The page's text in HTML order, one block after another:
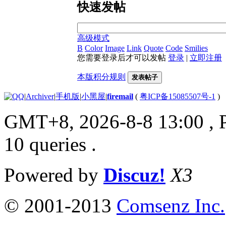
快速发帖
高级模式
B Color Image Link Quote Code Smilies
您需要登录后才可以发帖 登录 | 立即注册
本版积分规则 发表帖子
|Archiver|手机版|小黑屋|firemail ( 粤ICP备15085507号-1 )
GMT+8, 2026-8-8 13:00 ,
10 queries .
Powered by Discuz! X3
© 2001-2013 Comsenz Inc.